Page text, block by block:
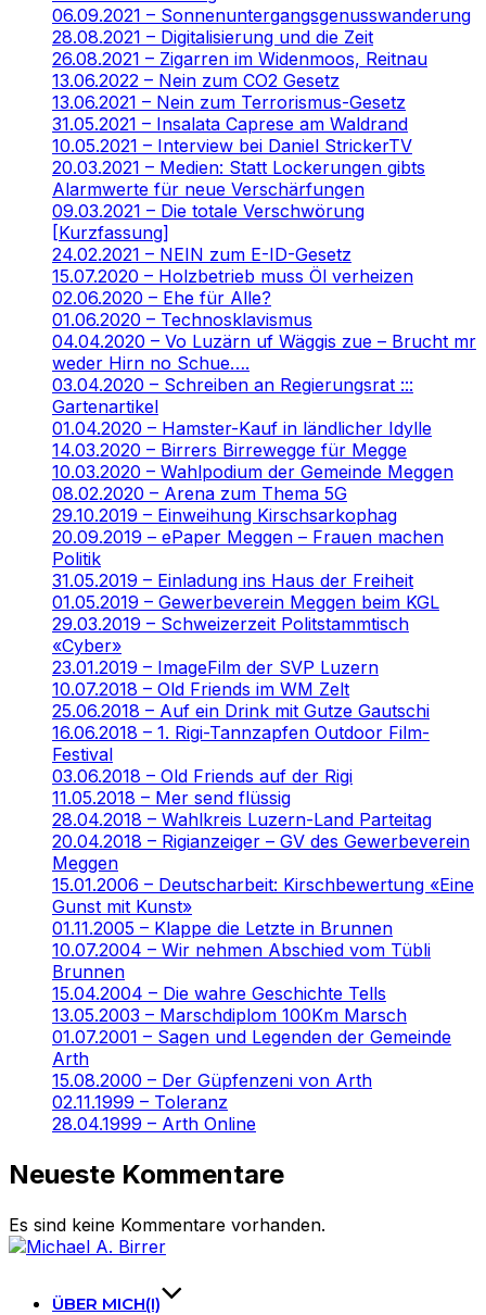
06.09.2021 – Sonnenuntergangsgenusswanderung
28.08.2021 – Digitalisierung und die Zeit
26.08.2021 – Zigarren im Widenmoos, Reitnau
13.06.2022 – Nein zum CO2 Gesetz
13.06.2021 – Nein zum Terrorismus-Gesetz
31.05.2021 – Insalata Caprese am Waldrand
10.05.2021 – Interview bei Daniel StrickerTV
20.03.2021 – Medien: Statt Lockerungen gibts
Alarmwerte für neue Verschärfungen
09.03.2021 – Die totale Verschwörung
[Kurzfassung]
24.02.2021 – NEIN zum E-ID-Gesetz
15.07.2020 – Holzbetrieb muss Öl verheizen
02.06.2020 – Ehe für Alle?
01.06.2020 – Technosklavismus
04.04.2020 – Vo Luzärn uf Wäggis zue – Brucht mr
weder Hirn no Schue….
03.04.2020 – Schreiben an Regierungsrat :::
Gartenartikel
01.04.2020 – Hamster-Kauf in ländlicher Idylle
14.03.2020 – Birrers Birrewegge für Megge
10.03.2020 – Wahlpodium der Gemeinde Meggen
08.02.2020 – Arena zum Thema 5G
29.10.2019 – Einweihung Kirschsarkophag
20.09.2019 – ePaper Meggen – Frauen machen
Politik
31.05.2019 – Einladung ins Haus der Freiheit
01.05.2019 – Gewerbeverein Meggen beim KGL
29.03.2019 – Schweizerzeit Politstammtisch
«Cyber»
23.01.2019 – ImageFilm der SVP Luzern
10.07.2018 – Old Friends im WM Zelt
25.06.2018 – Auf ein Drink mit Gutze Gautschi
16.06.2018 – 1. Rigi-Tannzapfen Outdoor Film-
Festival
03.06.2018 – Old Friends auf der Rigi
11.05.2018 – Mer send flüssig
28.04.2018 – Wahlkreis Luzern-Land Parteitag
20.04.2018 – Rigianzeiger – GV des Gewerbeverein
Meggen
15.01.2006 – Deutscharbeit: Kirschbewertung «Eine
Gunst mit Kunst»
01.11.2005 – Klappe die Letzte in Brunnen
10.07.2004 – Wir nehmen Abschied vom Tübli
Brunnen
15.04.2004 – Die wahre Geschichte Tells
13.05.2003 – Marschdiplom 100Km Marsch
01.07.2001 – Sagen und Legenden der Gemeinde
Arth
15.08.2000 – Der Güpfenzeni von Arth
02.11.1999 – Toleranz
28.04.1999 – Arth Online
Neueste Kommentare
Es sind keine Kommentare vorhanden.
Skip
ÜBER MICH(I)